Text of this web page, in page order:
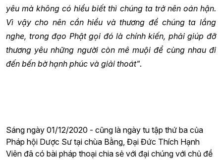
yêu mà không có hiểu biết thì chúng ta trở nên oán hận.
Vì vậy cho nên cần hiểu và thương để chúng ta lắng
nghe, trong đạo Phật gọi đó là chính kiến, phải giúp đỡ
thương yêu những người còn mê muội để cùng nhau đi
đến bến bờ hạnh phúc và giải thoát".
Sáng ngày 01/12/2020 - cũng là ngày tu tập thứ ba của
Pháp hội Dược Sư tại chùa Bằng, Đại Đức Thích Hạnh
Viên đã có bài pháp thoại chia sẻ với đại chúng với chủ đề